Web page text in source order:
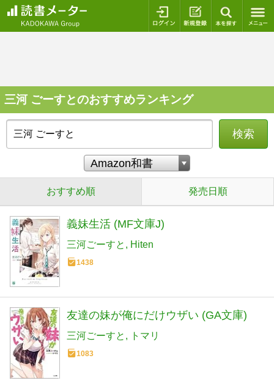
ログイン 新規登録
三河 ごーすとのおすすめランキング
検索
おすすめ順 発売日順
義妹生活 (MF文庫J)
三河ごーすと Hiten
1438
友達の妹が俺にだけウザい (GA文庫)
三河ごーすと トマリ
1083